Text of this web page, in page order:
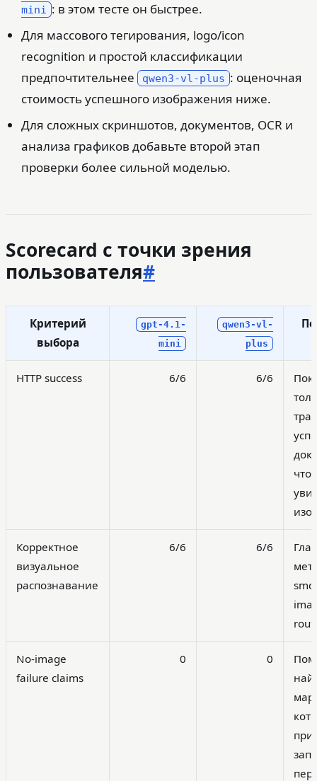
mini : в этом тесте он быстрее.
Для массового тегирования, logo/icon
recognition и простой классификации
предпочтительнее
qwen3-vl-plus : оценочная
стоимость успешного изображения ниже.
Для сложных скриншотов, документов, OCR и
анализа графиков добавьте второй этап
проверки более сильной моделью.
Scorecard с точки зрения
пользователя#
Критерий
выбора
gpt-4.1-
mini
qwen3-vl-
plus
HTTP success 6/6 6/6
что
Корректное
визуальное
распознавание
6/6 6/6
No-image
failure claims
0 0